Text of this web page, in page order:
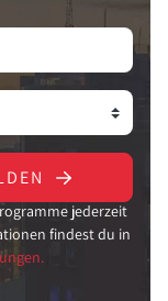
jederzeit
findest du in